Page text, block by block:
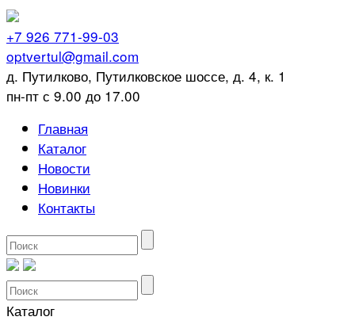
+7 926 771-99-03
optvertul@gmail.com
д. Путилково, Путилковское шоссе, д. 4, к. 1
пн-пт с 9.00 до 17.00
Главная
Каталог
Новости
Новинки
Контакты
Каталог